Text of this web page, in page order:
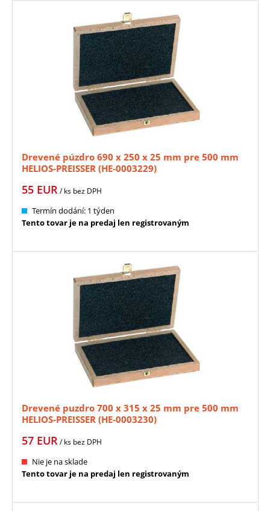
Drevené púzdro 690 x 250 x 25 mm pre 500 mm
HELIOS-PREISSER (HE-0003229)
55 EUR/ ks bez DPH
Termín dodání: 1 týden
Tento tovar je na predaj len registrovaným
Drevené puzdro 700 x 315 x 25 mm pre 500 mm
HELIOS-PREISSER (HE-0003230)
57 EUR/ ks bez DPH
Nie je na sklade
Tento tovar je na predaj len registrovaným